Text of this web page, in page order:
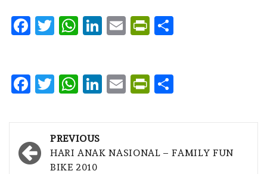
Facebook
Twitter
WhatsApp
LinkedIn
EmailPrintFriendly
Facebook
Twitter
WhatsApp
LinkedIn
EmailPrintFriendly
Post
navigation
PREVIOUS
HARI ANAK NASIONAL – FAMILY FUN
BIKE 2010